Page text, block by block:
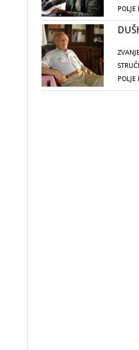
POLJE
ZVANJE
POLJE